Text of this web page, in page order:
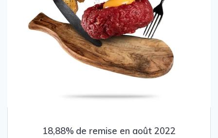
18,88% de remise en août 2022